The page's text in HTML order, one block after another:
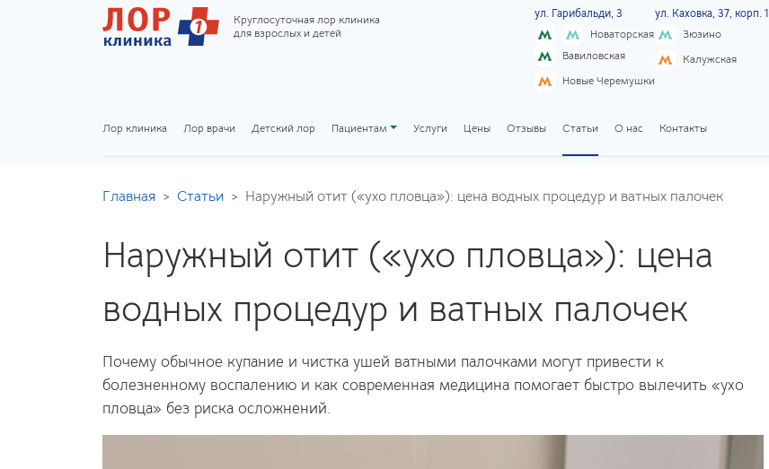
Круглосуточная лор клиника
для взрослых и детей
ул. Гарибальди, 3
Новаторская
Вавиловская
Новые Черемушки
ул. Каховка, 37, корп. 1
Зюзино
Калужская
Лор клиника Лор врачи Детский лор Пациентам Услуги Цены Отзывы Статьи О нас Контакты
Главная Статьи Наружный отит («ухо пловца»): цена водных процедур и ватных палочек
Наружный отит («ухо пловца»): цена
водных процедур и ватных палочек
Почему обычное купание и чистка ушей ватными палочками могут привести к
болезненному воспалению и как современная медицина помогает быстро вылечить «ухо
пловца» без риска осложнений.